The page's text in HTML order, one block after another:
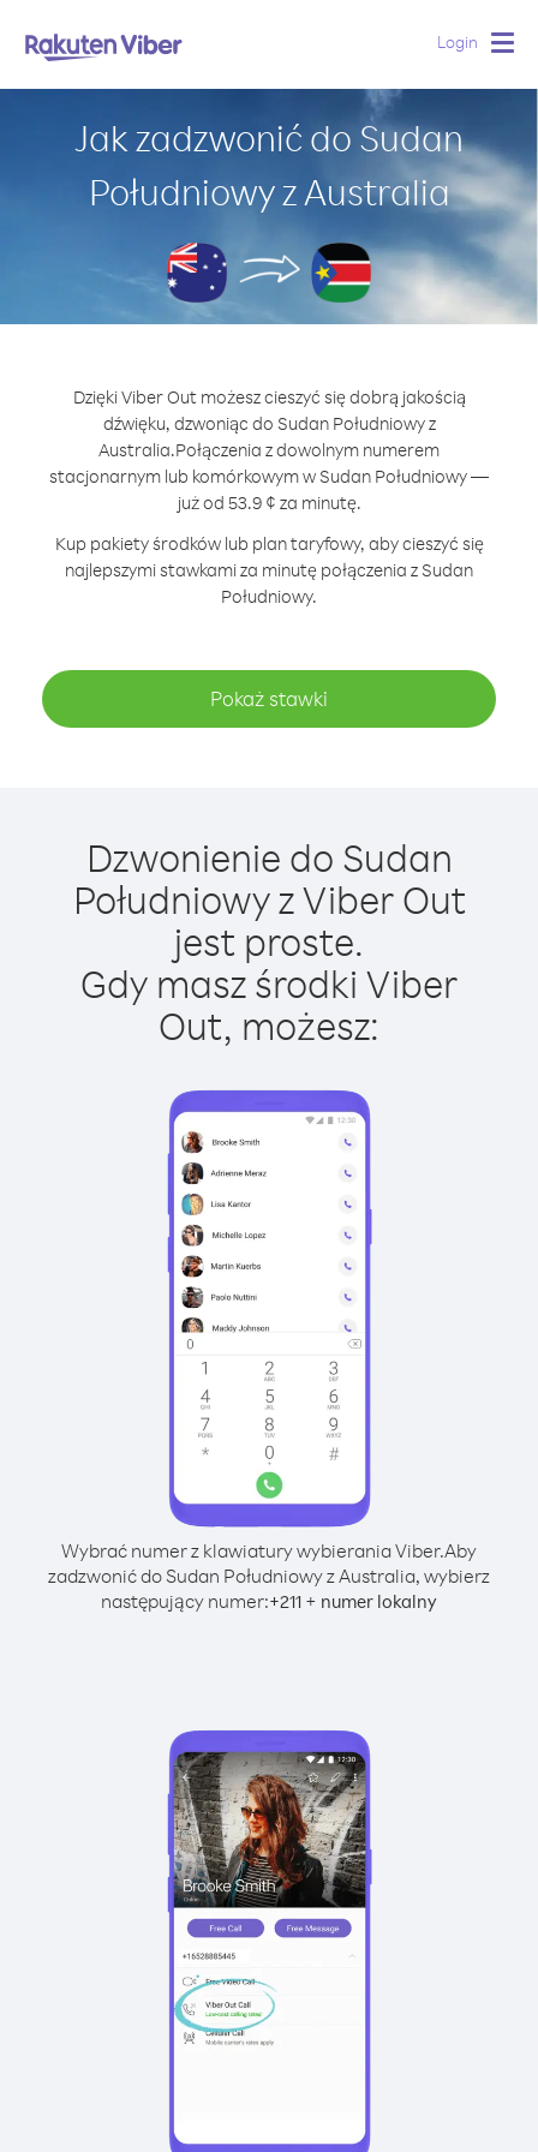
Login
Jak zadzwonić do Sudan
Południowy z Australia
Dzięki Viber Out możesz cieszyć się dobrą jakością
dźwięku, dzwoniąc do Sudan Południowy z
Australia.Połączenia z dowolnym numerem
stacjonarnym lub komórkowym w Sudan Południowy —
już od 53.9 ¢ za minutę.
Kup pakiety środków lub plan taryfowy, aby cieszyć się
najlepszymi stawkami za minutę połączenia z Sudan
Południowy.
Pokaż stawki
Dzwonienie do Sudan
Południowy z Viber Out
jest proste.
Gdy masz środki Viber
Out, możesz:
Wybrać numer z klawiatury wybierania Viber.Aby
zadzwonić do Sudan Południowy z Australia, wybierz
następujący numer:+211 + numer lokalny